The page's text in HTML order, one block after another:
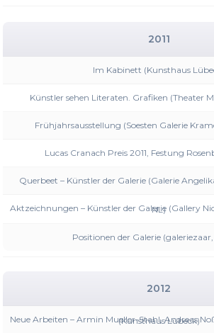
2011
Im Kabinett (Kunsthaus
Künstler sehen Literaten. Grafiken (Theater
Frühjahrsausstellung (Soesten Galerie
Lucas Cranach Preis 2011, Festung
Querbeet – Künstler der Galerie (Galerie
Aktzeichnungen – Künstler der Galerie (Gallery Nick Covalenco, Geldrop – NL)
Positionen der Galerie
2012
Neue Arbeiten – Armin Mueller-Stahl, Andreas Noßmann, Antje Wichtrey (Kunsthaus Lübeck)